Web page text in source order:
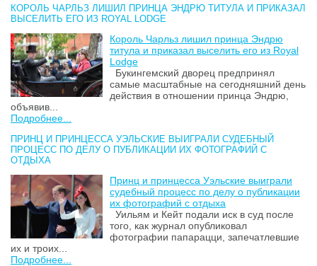
КОРОЛЬ ЧАРЛЬЗ ЛИШИЛ ПРИНЦА ЭНДРЮ ТИТУЛА И ПРИКАЗАЛ
ВЫСЕЛИТЬ ЕГО ИЗ ROYAL LODGE
Король Чарльз лишил принца Эндрю
титула и приказал выселить его из Royal
Lodge
Букингемский дворец предпринял
самые масштабные на сегодняшний день
действия в отношении принца Эндрю,
объявив...
Подробнее...
ПРИНЦ И ПРИНЦЕССА УЭЛЬСКИЕ ВЫИГРАЛИ СУДЕБНЫЙ
ПРОЦЕСС ПО ДЕЛУ О ПУБЛИКАЦИИ ИХ ФОТОГРАФИЙ С
ОТДЫХА
Принц и принцесса Уэльские выиграли
судебный процесс по делу о публикации
их фотографий с отдыха
Уильям и Кейт подали иск в суд после
того, как журнал опубликовал
фотографии папарацци, запечатлевшие
их и троих...
Подробнее...